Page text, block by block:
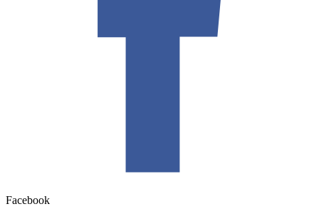
Facebook